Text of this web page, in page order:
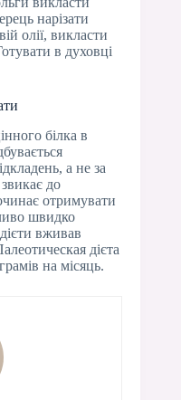
нарізати
олії, викласти
в духовці
білка в
а не за
до
отримувати
швидко
вживав
дієта
на місяць.